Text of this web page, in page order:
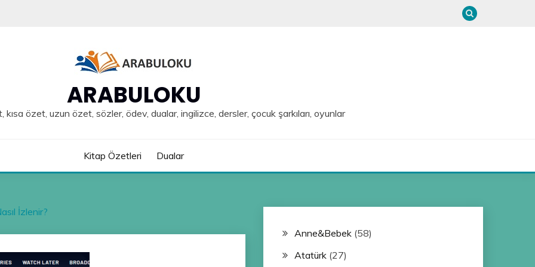
ARABULOKU
özet, uzun özet, sözler, ödev, dualar, ingilizce, dersler, çocuk şarkıları, oyunlar
Kitap Özetleri Dualar
İzlenir?
Anne&Bebek(58)
Atatürk(27)